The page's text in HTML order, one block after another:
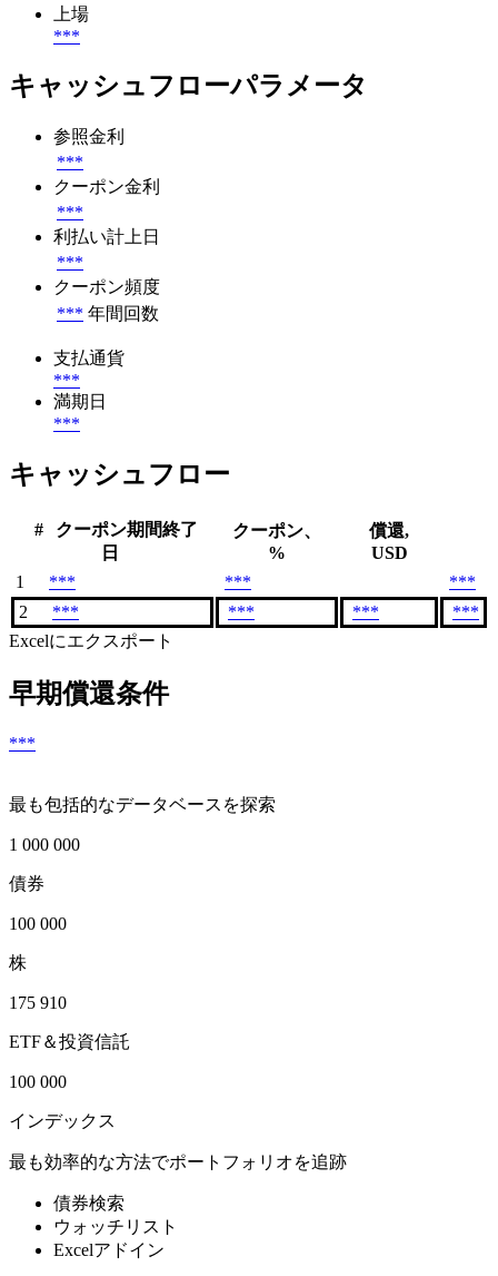
上場
***
キャッシュフローパラメータ
参照金利
***
クーポン金利
***
利払い計上日
***
クーポン頻度
*** 年間回数
支払通貨
***
満期日
***
キャッシュフロー
#
クーポン期間終了
日
クーポン、
%
償還,
USD
1
*** ***
***
2
*** *** ***
***
Excelにエクスポート
早期償還条件
***
最も包括的なデータベースを探索
1 000 000
債券
100 000
株
175 910
ETF＆投資信託
100 000
インデックス
最も効率的な方法でポートフォリオを追跡
債券検索
ウォッチリスト
Excelアドイン